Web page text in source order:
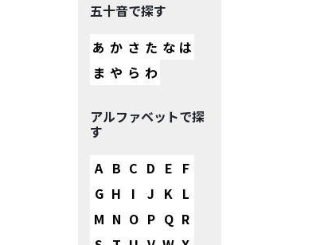
五十音で探す
あ か さ た な は
ま や ら わ
アルファベットで探
す
A B C D E F
G H I J K L
M N O P Q R